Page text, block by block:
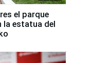
el parque
la estatua del